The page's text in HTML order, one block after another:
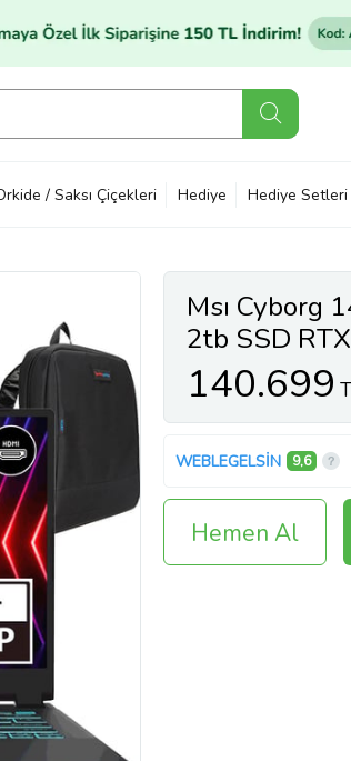
/ Saksı Çiçekleri Hediye Hediye Setleri
Msı Cyborg
2tb SSD
14" Fhd+
140.699
WEBLEGELSİN 9,6
Hemen Al